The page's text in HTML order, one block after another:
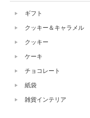
ギフト
クッキー＆キャラメル
クッキー
ケーキ
チョコレート
紙袋
雑貨インテリア